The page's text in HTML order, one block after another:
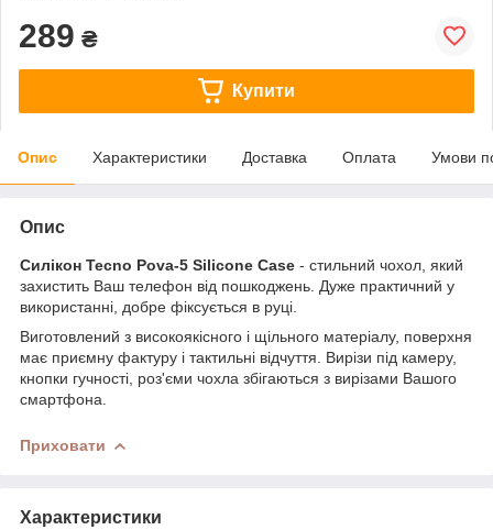
289 ₴
Купити
Опис Характеристики Доставка Оплата Умови
Опис
Силікон Tecno Pova-5 Silicone Case - стильний чохол, який
захистить Ваш телефон від пошкоджень. Дуже практичний у
використанні, добре фіксується в руці.
Виготовлений з високоякісного і щільного матеріалу, поверхня
має приємну фактуру і тактильні відчуття. Вирізи під камеру,
кнопки гучності, роз'єми чохла збігаються з вирізами Вашого
смартфона.
Приховати
Характеристики